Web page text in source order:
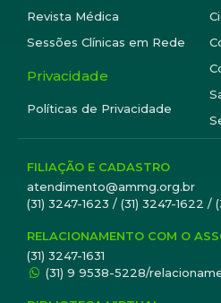
Revista Médica
Sessões Clínicas em Rede
Privacidade
Políticas de Privacidade
FILIAÇÃO E CADASTRO
atendimento@ammg.org.br
(31) 3247-1623 / (31) 3247-1622 /
RELACIONAMENTO COM O
(31) 3247-1631
(31) 9 9538-5228/